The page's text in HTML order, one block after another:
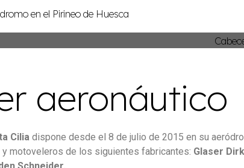
aeronáutico
Cilia dispone desde el 8 de julio de 2015 en su
y motoveleros de los siguientes fabricantes: Glaser